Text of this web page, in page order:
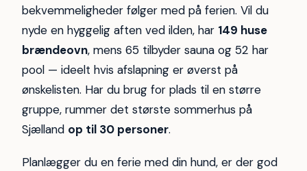
bekvemmeligheder følger med på ferien. Vil du
nyde en hyggelig aften ved ilden, har 149 huse
brændeovn, mens 65 tilbyder sauna og 52 har
pool — ideelt hvis afslapning er øverst på
ønskelisten. Har du brug for plads til en større
gruppe, rummer det største sommerhus på
Sjælland op til 30 personer.
Planlægger du en ferie med din hund, er der god